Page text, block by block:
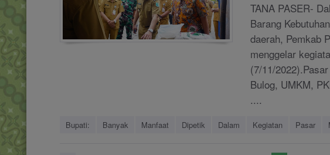
TANA PASER-
Barang
daerah, Pemkab
menggelar
(7/11/
Bulog, UMKM,
....
Bupati: Banyak Manfaat Dipetik Dalam Kegiatan Pasar